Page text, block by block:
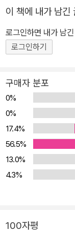
시각적인 메시지를
짜 신나는 일이 있었
웃어 줄 수도 있다. 풍
당히 내 감정을 표현
힘든 날의 나도 있기 때문이다. 상황에 따라 필요
친구들의 표정과 행
표현할 줄 알면 상대
음이 어떤지 알 수
뻐해 줄 수 있다면
났을 때 친구가 어떤
정하는 것은 무척 중
나 함께 기뻐해 줄 수
이 책에 내가 남긴
로그인하면 내가 남
로그인하기
구매자 분포
0%
0%
17.4%
56.5%
13.0%
4.3%
100자평